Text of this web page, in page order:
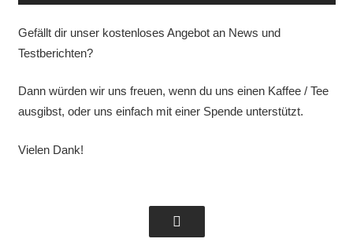
Gefällt dir unser kostenloses Angebot an News und
Testberichten?
Dann würden wir uns freuen, wenn du uns einen Kaffee / Tee
ausgibst, oder uns einfach mit einer Spende unterstützt.
Vielen Dank!